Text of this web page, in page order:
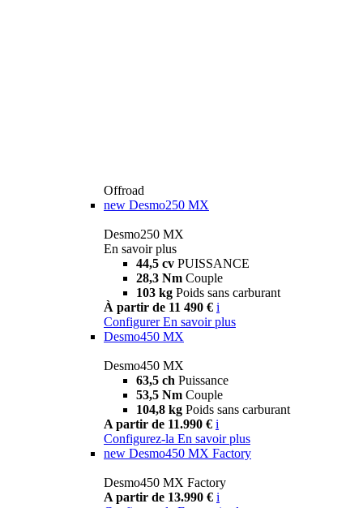
Offroad
new Desmo250 MX
Desmo250 MX
En savoir plus
44,5 cv PUISSANCE
28,3 Nm Couple
103 kg Poids sans carburant
À partir de 11 490 € i
Configurer En savoir plus
Desmo450 MX
Desmo450 MX
63,5 ch Puissance
53,5 Nm Couple
104,8 kg Poids sans carburant
A partir de 11.990 € i
Configurez-la En savoir plus
new Desmo450 MX Factory
Desmo450 MX Factory
A partir de 13.990 € i